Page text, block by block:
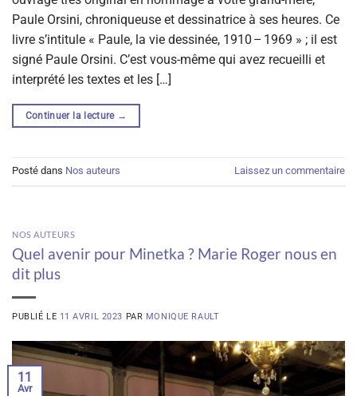
Paule Orsini, chroniqueuse et dessinatrice à ses heures. Ce
livre s’intitule « Paule, la vie dessinée, 1910 – 1969 » ; il est
signé Paule Orsini. C’est vous-même qui avez recueilli et
interprété les textes et les […]
Continuer la lecture →
Posté dans Nos auteurs Laissez un commentaire
NOS AUTEURS
Quel avenir pour Minetka ? Marie Roger nous en
dit plus
PUBLIÉ LE 11 AVRIL 2023 PAR MONIQUE RAULT
11
Avr